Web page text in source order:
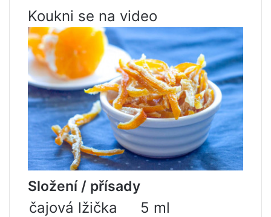
Koukni se na video
Složení / přísady
čajová lžička
5 ml